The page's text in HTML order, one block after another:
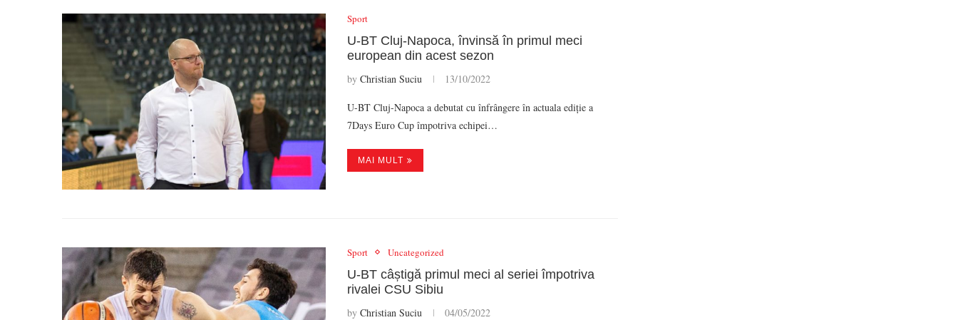
Sport
U-BT Cluj-Napoca, învinsă în primul meci
european din acest sezon
by Christian Suciu 13/10/2022
U-BT Cluj-Napoca a debutat cu înfrângere în actuala ediție a
7Days Euro Cup împotriva echipei…
MAI MULT
Sport Uncategorized
U-BT câștigă primul meci al seriei împotriva
rivalei CSU Sibiu
by Christian Suciu 04/05/2022